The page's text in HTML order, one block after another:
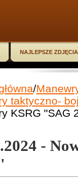
NAJLEPSZE ZDJĘCIA
/
taktyczno-
KSRG ''SAG
-